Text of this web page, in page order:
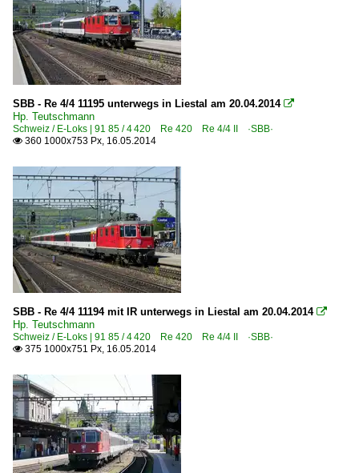
SBB - Re 4/4 11195 unterwegs in Liestal am 20.04.2014 
Hp. Teutschmann
Schweiz / E-Loks | 91 85 / 4 420 Re 420 Re 4/4 II ·SBB·
 360 1000x753 Px, 16.05.2014
SBB - Re 4/4 11194 mit IR unterwegs in Liestal am 20.04.2014 
Hp. Teutschmann
Schweiz / E-Loks | 91 85 / 4 420 Re 420 Re 4/4 II ·SBB·
 375 1000x751 Px, 16.05.2014